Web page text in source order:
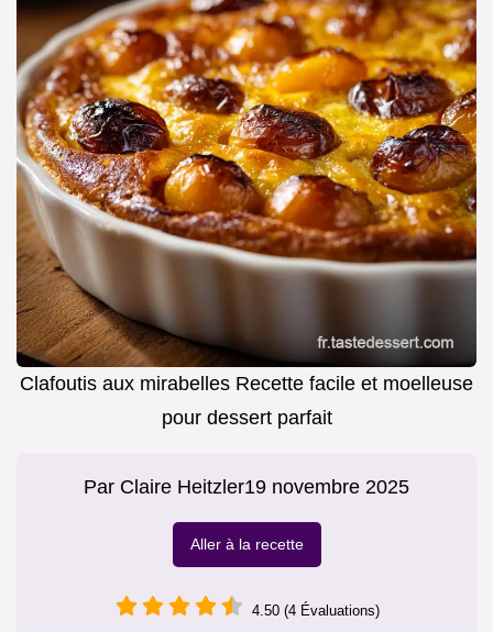
Clafoutis aux mirabelles Recette facile et moelleuse
pour dessert parfait
Par Claire Heitzler19 novembre 2025
Aller à la recette
4.50 (4 Évaluations)